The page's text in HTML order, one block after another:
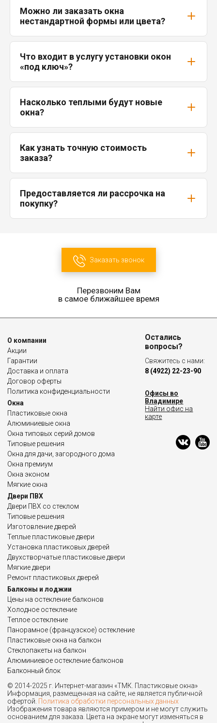
Можно ли заказать окна
нестандартной формы или цвета?
Что входит в услугу установки окон
«под ключ»?
Насколько теплыми будут новые
окна?
Как узнать точную стоимость
заказа?
Предоставляется ли рассрочка на
покупку?
Заказать звонок
Перезвоним Вам
в самое ближайшее время
О компании
Акции
Гарантии
Доставка и оплата
Договор оферты
Политика конфиденциальности
Окна
Пластиковые окна
Алюминиевые окна
Окна типовых серий домов
Типовые решения
Окна для дачи, загородного дома
Окна премиум
Окна эконом
Мягкие окна
Двери ПВХ
Двери ПВХ со стеклом
Типовые решения
Изготовление дверей
Теплые пластиковые двери
Установка пластиковых дверей
Двухстворчатые пластиковые двери
Мягкие двери
Ремонт пластиковых дверей
Балконы и лоджии
Цены на остекление балконов
Холодное остекление
Теплое остекление
Панорамное (французское) остекление
Пластиковые окна на балкон
Стеклопакеты на балкон
Алюминиевое остекление балконов
Балконный блок
Остались
вопросы?
Свяжитесь с нами:
8 (4922) 22-23-90
Офисы во
Владимире
Найти офис на
карте
© 2014-2025 г. Интернет-магазин «ТМК. Пластиковые окна»
Информация, размещенная на сайте, не является публичной
офертой. Политика обработки персональных данных
Изображения товара являются примером и не могут служить
основанием для заказа. Цвета на экране могут изменяться в